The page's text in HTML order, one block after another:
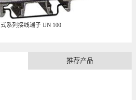
式系列接线端子 UN 100
推荐产品